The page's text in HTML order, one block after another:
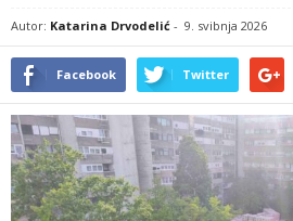
Autor: Katarina Drvodelić - 9. svibnja 2026
Facebook Twitter